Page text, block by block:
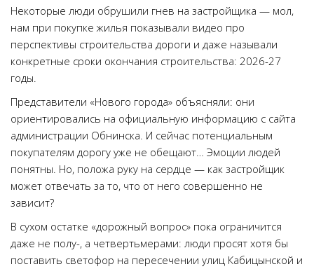
Некоторые люди обрушили гнев на застройщика — мол,
нам при покупке жилья показывали видео про
перспективы строительства дороги и даже называли
конкретные сроки окончания строительства: 2026-27
годы.
Представители «Нового города» объясняли: они
ориентировались на официальную информацию с сайта
администрации Обнинска. И сейчас потенциальным
покупателям дорогу уже не обещают… Эмоции людей
понятны. Но, положа руку на сердце — как застройщик
может отвечать за то, что от него совершенно не
зависит?
В сухом остатке «дорожный вопрос» пока ограничится
даже не полу-, а четвертьмерами: люди просят хотя бы
поставить светофор на пересечении улиц Кабицынской и